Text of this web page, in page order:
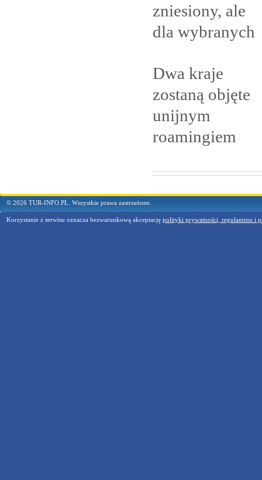
zniesiony, ale
dla wybranych
Dwa kraje
zostaną objęte
unijnym
roamingiem
© 2026 TUR-INFO.PL. Wszystkie prawa zastrzeżone.
Korzystanie z serwisu oznacza bezwarunkową akceptację polityki prywatności, regulaminu i